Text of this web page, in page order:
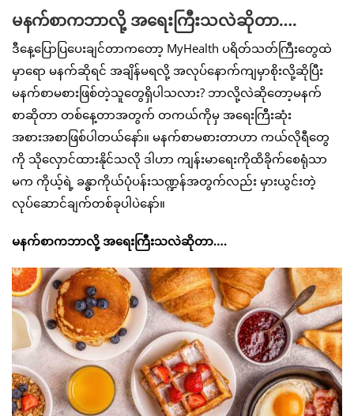
မနက်စာကဘာလို့ အရေးကြီးသလဲဆိုတာ….
ဒီနေ့ပြောပြပေးချင်တာကတော့ MyHealth ပရိတ်သတ်ကြီးတွေထဲ
မှာရော မနက်ဆိုရင် အချိန်မရလို့ အလုပ်နောက်ကျမှာစိုးလို့ဆိုပြီး
မနက်စာမစားဖြစ်တဲ့သူတွေရှိပါသလား? ဘာလို့လဲဆိုတော့မနက်
စာဆိုတာ တစ်နေ့တာအတွက် တကယ်ကိုမှ အရေးကြီးဆုံး
အစားအစာဖြစ်ပါတယ်နော်။ မနက်စာမစားတာဟာ ကယ်လိုရီတွေ
ကို သိုလှောင်ထားနိုင်သလို ဒါဟာ ကျန်းမာရေးကိုထိခိုက်စေရုံသာ
မက ကိုယ့်ရဲ့ ခန္ဓာကိုယ်ပုံပန်းသဏ္ဍန်အတွက်လည်း မှားယွင်းတဲ့
လုပ်ဆောင်ချက်တစ်ခုပါပဲနော်။
မနက်စာကဘာလို့ အရေးကြီးသလဲဆိုတာ….